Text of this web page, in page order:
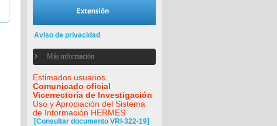
Aviso de privacidad
Más información
Estimados usuarios.
Comunicado oficial
Vicerrectoría de Investigación
Uso y Apropiación del Sistema
de Información HERMES
[Consultar documento VRI-322-19]